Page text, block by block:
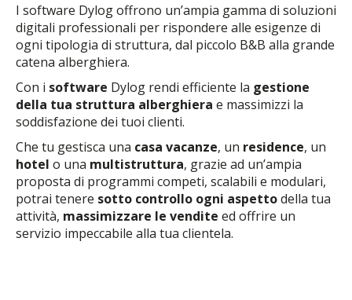
I software Dylog offrono un’ampia gamma di soluzioni
digitali professionali per rispondere alle esigenze di
ogni tipologia di struttura, dal piccolo B&B alla grande
catena alberghiera.
Con i software Dylog rendi efficiente la gestione
della tua struttura alberghiera e massimizzi la
soddisfazione dei tuoi clienti.
Che tu gestisca una casa vacanze, un residence, un
hotel o una multistruttura, grazie ad un’ampia
proposta di programmi competi, scalabili e modulari,
potrai tenere sotto controllo ogni aspettodella tua
attività, massimizzare le vendite ed offrire un
servizio impeccabile alla tua clientela.